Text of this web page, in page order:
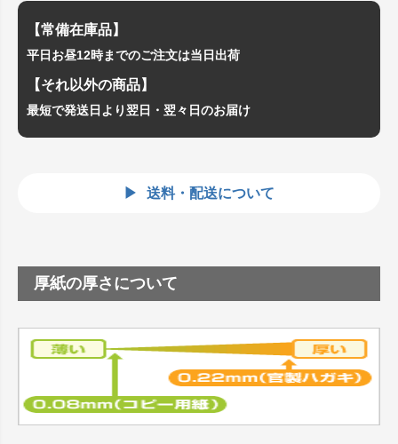
【常備在庫品】
平日お昼12時までのご注文は当日出荷
【それ以外の商品】
最短で発送日より翌日・翌々日のお届け
送料・配送について
厚紙の厚さについて